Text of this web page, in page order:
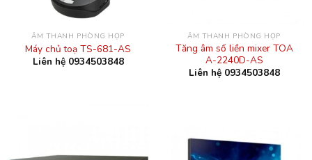
ÂM THANH PHÒNG HỌP
Máy chủ toạ TS-681-AS
Liên hệ 0934503848
ÂM THANH PHÒNG HỌP
Tăng âm số liền mixer TOA
A-2240D-AS
Liên hệ 0934503848